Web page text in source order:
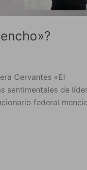
Cervantes «El
sentimentales de
federal